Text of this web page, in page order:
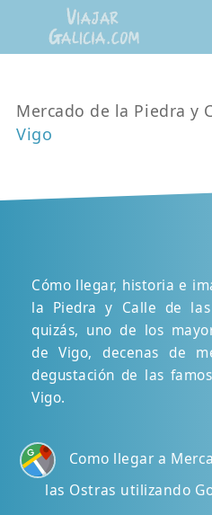
Mercado de la Piedra y
Vigo
Cómo llegar, historia e
la Piedra y Calle de
quizás, uno de los
de Vigo, decenas de
degustación de las
Vigo.
Como llegar a
las Ostras utilizando